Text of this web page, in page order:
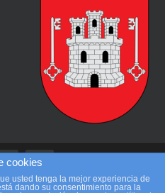
cookies
usted tenga la mejor experiencia de
dando su consentimiento para la